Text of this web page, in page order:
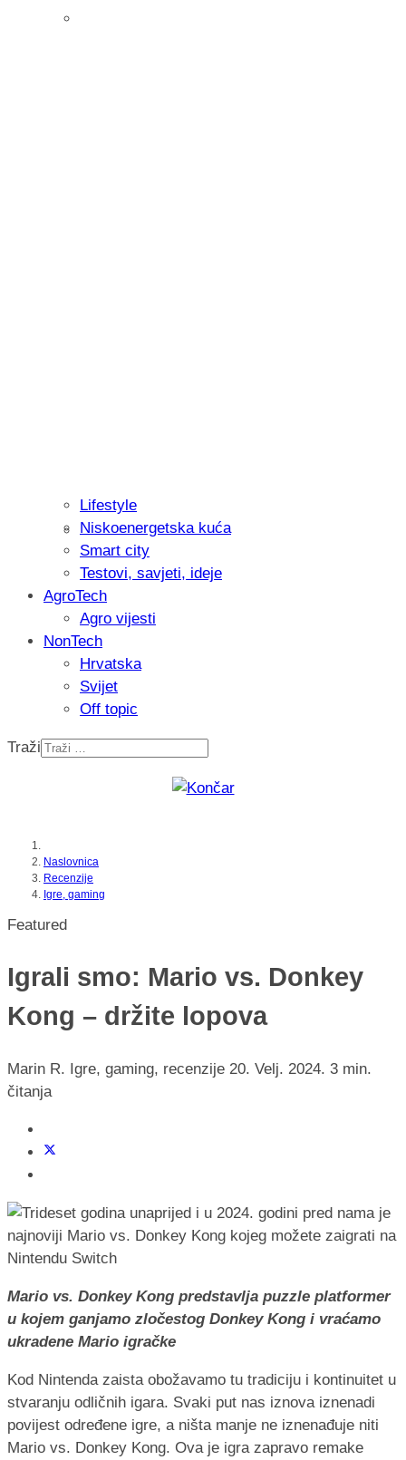
Recenzija: Philips All-in-One Trimmer
muškarcu
Isprobali smo: Thermostar
Lifestyle
Niskoenergetska kuća
Smart city
Testovi, savjeti, ideje
AgroTech
Agro vijesti
NonTech
Hrvatska
Svijet
Off topic
Traži
Naslovnica
Recenzije
Igre, gaming
Featured
Igrali smo: Mario vs. Donkey
Kong – držite lopova
Marin R. Igre, gaming, recenzije 20. Velj. 2024. 3 min.
čitanja
Mario vs. Donkey Kong predstavlja puzzle platformer
u kojem ganjamo zločestog Donkey Kong i vraćamo
ukradene Mario igračke
Kod Nintenda zaista obožavamo tu tradiciju i kontinuitet u
stvaranju odličnih igara. Svaki put nas iznova iznenadi
povijest određene igre, a ništa manje ne iznenađuje niti
Mario vs. Donkey Kong. Ova je igra zapravo remake